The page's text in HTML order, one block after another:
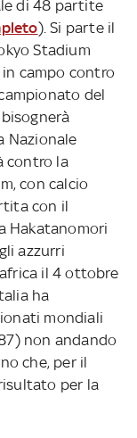
di 48 partite
). Si parte il
Stadium
campo contro
del
Nazionale
contro la
con calcio
con il
Hakatanomori
azzurri
il 4 ottobre
ha
mondiali
non andando
che, per il
per la